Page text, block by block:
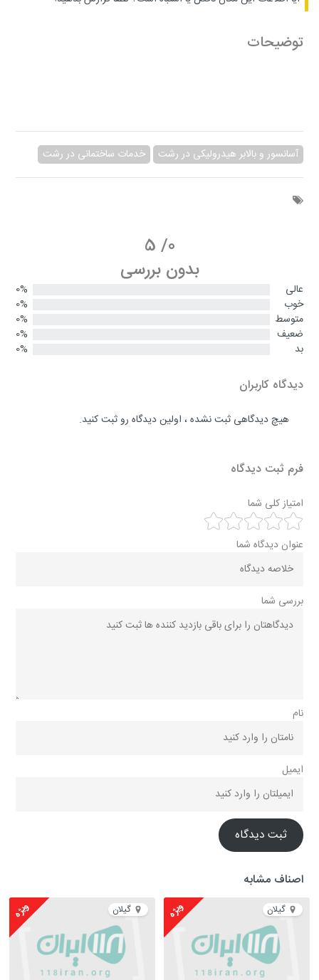
توضیحات
آسانسور و بالابر هیدرولیکی در رشت خدمات ساختمانی در رشت
0
/
5
بدون بررسی
عالی
0%
خوب
0%
متوسط
0%
ضعیف
0%
بد
0%
دیدگاه کاربران
هیچ دیدگاهی ثبت نشده ، اولین دیدگاه رو ثبت کنید.
فرم ثبت دیدگاه
امتیاز کلی شما
عنوان دیدگاه شما
بررسی شما
نام
ایمیل
ثبت دیدگاه
اصناف مشابه
گیلان ویژه گیلان ویژه